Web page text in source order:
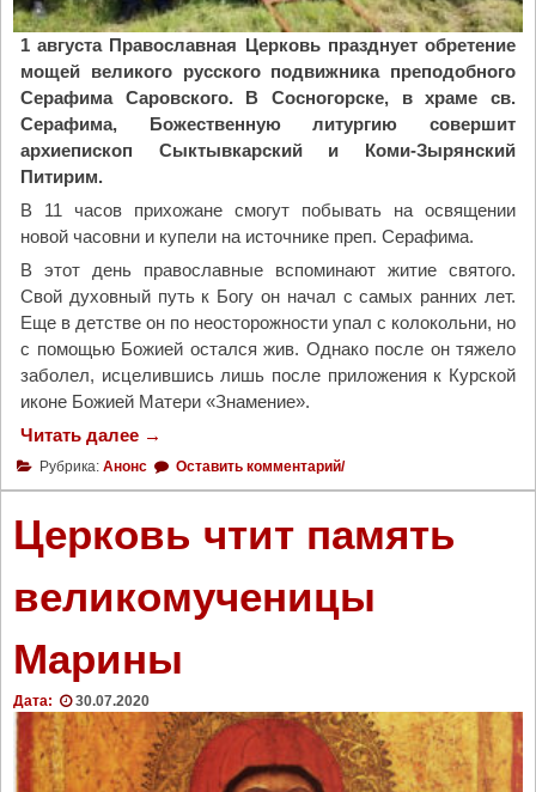
1 августа Православная Церковь празднует обретение
мощей великого русского подвижника преподобного
Серафима Саровского. В Сосногорске, в храме св.
Серафима, Божественную литургию совершит
архиепископ Сыктывкарский и Коми-Зырянский
Питирим.
В 11 часов прихожане смогут побывать на освящении
новой часовни и купели на источнике преп. Серафима.
В этот день православные вспоминают житие святого.
Свой духовный путь к Богу он начал с самых ранних лет.
Еще в детстве он по неосторожности упал с колокольни, но
с помощью Божией остался жив. Однако после он тяжело
заболел, исцелившись лишь после приложения к Курской
иконе Божией Матери «Знамение».
Читать далее "
В
д
н
п
я
т
и
с
в
→
Рубрика: Анонс Оставить комментарий/
Церковь чтит память
великомученицы
Марины
Дата: 30.07.2020